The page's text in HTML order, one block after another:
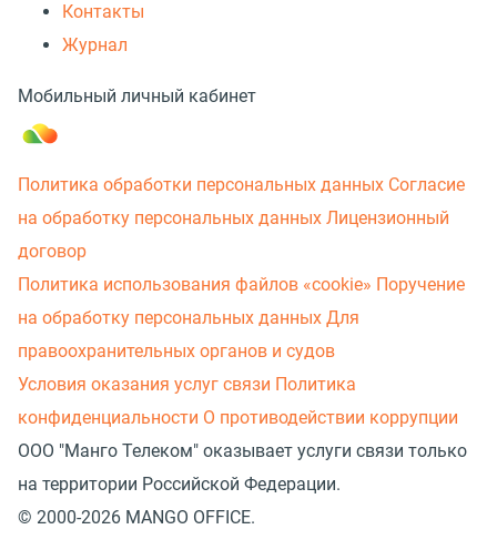
Контакты
Журнал
Мобильный личный кабинет
Политика обработки персональных данных Согласие
на обработку персональных данных Лицензионный
договор
Политика использования файлов «cookie» Поручение
на обработку персональных данных Для
правоохранительных органов и судов
Условия оказания услуг связи Политика
конфиденциальности О противодействии коррупции
ООО "Манго Телеком" оказывает услуги связи только
на территории Российской Федерации.
© 2000-2026 MANGO OFFICE.